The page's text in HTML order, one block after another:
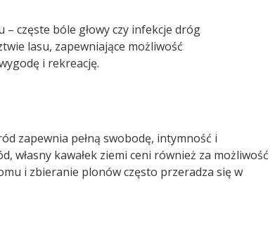
częste bóle głowy czy infekcje dróg
lasu, zapewniające możliwość
i rekreację.
zapewnia pełną swobodę, intymność i
własny kawałek ziemi ceni również za możliwość
i zbieranie plonów często przeradza się w